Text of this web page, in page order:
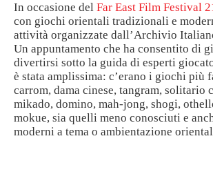
In occasione del Far East Film Festival
con giochi orientali tradizionali e
attività organizzate dall’Archivio
Un appuntamento che ha consentito di
divertirsi sotto la guida di esperti
è stata amplissima: c’erano i giochi più
carrom, dama cinese, tangram, solitario
mikado, domino, mah-jong, shogi,
mokue, sia quelli meno conosciuti e
moderni a tema o ambientazione